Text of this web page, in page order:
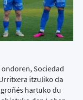
Sociedad
itzuliko da
hartuko du